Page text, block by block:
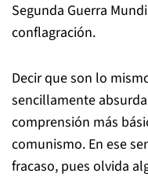
Segunda Guerra
conflagración.
Decir que son lo
sencillamente
comprensión más
comunismo. En ese
fracaso, pues olvida